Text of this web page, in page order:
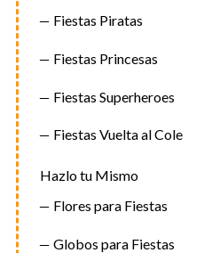
Fiestas Piratas
Fiestas Princesas
Fiestas Superheroes
Fiestas Vuelta al Cole
Hazlo tu Mismo
Flores para Fiestas
Globos para Fiestas